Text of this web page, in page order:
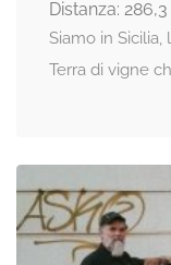
Distanza:
Siamo in Sicilia,
Terra di vigne